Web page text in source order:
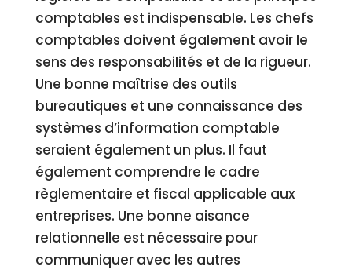
comptables est indispensable. Les chefs
comptables doivent également avoir le
sens des responsabilités et de la rigueur.
Une bonne maîtrise des outils
bureautiques et une connaissance des
systèmes d’information comptable
seraient également un plus. Il faut
également comprendre le cadre
règlementaire et fiscal applicable aux
entreprises. Une bonne aisance
relationnelle est nécessaire pour
communiquer avec les autres